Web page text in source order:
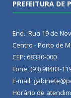
PREFEITURA DE
End.: Rua 19 de
Centro - Porto de
CEP: 68330-000
Fone: (93) 98403-
E-mail:
Horário de